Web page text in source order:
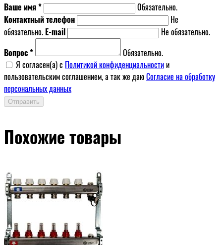
Ваше имя *
Обязательно.
Контактный телефон
Не
обязательно. E-mail
Не обязательно.
Вопрос *
Обязательно.
Я согласен(a) с Политикой конфиденциальностии
пользовательским соглашением, а так же даюСогласие на обработку
персональных данных
Отправить
Похожие товары